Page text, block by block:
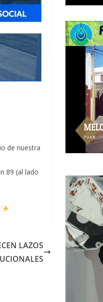
de nuestra
89 (al lado
LAZOS